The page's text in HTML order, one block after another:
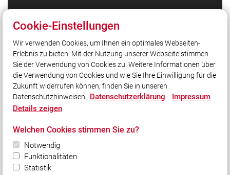
Quicklinks
Kreisfeuerwehrverband Eichstätt auf Facebook
Bezirksfeuerwehrverband Oberbayern
Landesfeuerwehrverband Bayern
Social Media
Bleiben Sie mit uns in Kontakt und vernetzen Sie sich
mit uns!
Cookie-Einstellungen
Wir verwenden Cookies, um Ihnen ein optimales Webseiten-
Erlebnis zu bieten. Mit der Nutzung unserer Webseite stimmen
Sie der Verwendung von Cookies zu. Weitere Informationen über
die Verwendung von Cookies und wie Sie Ihre Einwilligung für die
Zukunft widerrufen können, finden Sie in unseren
Datenschutzhinweisen. Datenschutzerklärung
Impressum
Details zeigen
Welchen Cookies stimmen Sie zu?
Notwendig
Funktionalitäten
Statistik